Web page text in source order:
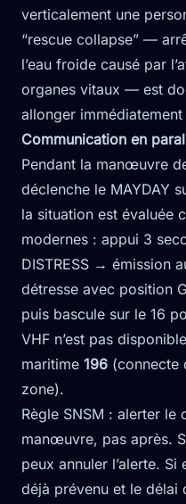
verticalement une
“rescue collapse” —
l’eau froide causé par
organes vitaux — est
allonger
Communication en
Pendant la manœuvre
déclenche le MAYDAY
la situation est évaluée
modernes : appui 3
DISTRESS → émission
détresse avec position
puis bascule sur le 16
VHF n’est pas
maritime 196 (connecte
zone).
Règle SNSM : alerter le
manœuvre, pas après.
peux annuler l’alerte. Si
déjà prévenu et le délai